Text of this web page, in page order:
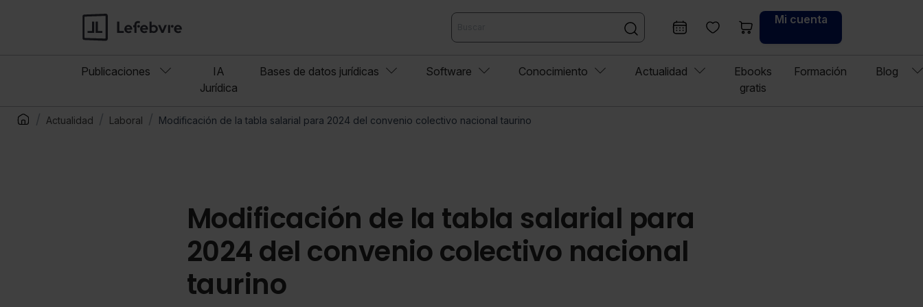
Mi cuenta
Publicaciones
IA
Jurídica
Bases de datos jurídicas Software Conocimiento Actualidad
Ebooks
gratis
Formación Blog
Actualidad Laboral Modificación de la tabla salarial para 2024 del convenio colectivo nacional taurino
Modificación de la tabla salarial para
2024 del convenio colectivo nacional
taurino